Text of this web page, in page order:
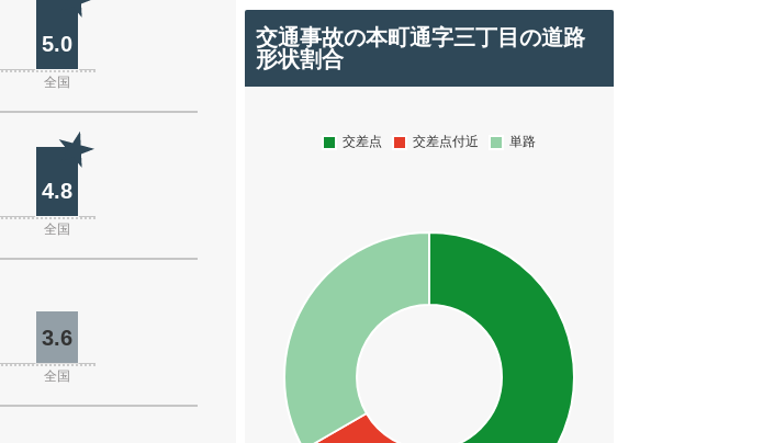
5.0
全国
4.8
全国
3.6
全国
交通事故の本町通字三丁目の道路
形状割合